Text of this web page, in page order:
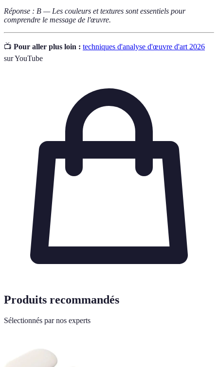
Réponse : B — Les couleurs et textures sont essentiels pour
comprendre le message de l'œuvre.
📺 Pour aller plus loin : techniques d'analyse d'œuvre d'art 2026
sur YouTube
Produits recommandés
Sélectionnés par nos experts